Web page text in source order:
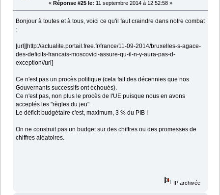
« Réponse #25 le: 11 septembre 2014 à 12:52:58 »
Bonjour à toutes et à tous, voici ce qu'il faut craindre dans notre combat
:
[url][http://actualite.portail.free.fr/france/11-09-2014/bruxelles-s-agace-
des-deficits-francais-moscovici-assure-qu-il-n-y-aura-pas-d-
exception//url]
Ce n'est pas un procès politique (cela fait des décennies que nos
Gouvernants successifs ont échoués).
Ce n'est pas, non plus le procès de l'UE puisque nous en avons
acceptés les "règles du jeu".
Le déficit budgétaire c'est, maximum, 3 % du PIB !
On ne construit pas un budget sur des chiffres ou des promesses de
chiffres aléatoires.
IP archivée